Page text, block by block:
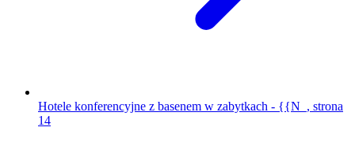
Hotele konferencyjne z basenem w zabytkach - {{N_, strona
14